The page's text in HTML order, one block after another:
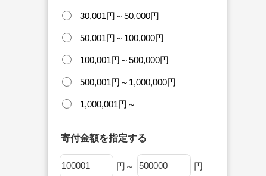
30,001円～50,000円
50,001円～100,000円
100,001円～500,000円
500,001円～1,000,000円
1,000,001円～
寄付金額を指定する
円～ 円